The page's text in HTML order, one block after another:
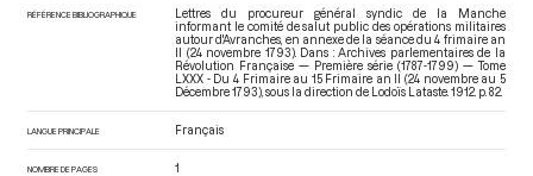
RÉFÉRENCE BIBLIOGRAPHIQUE
Lettres du procureur général syndic de la Manche
informant le comité de salut public des opérations militaires
autour d'Avranches, en annexe de la séance du 4 frimaire an
II (24 novembre 1793). Dans : Archives parlementaires de la
Révolution Française — Première série (1787-1799) — Tome
LXXX - Du 4 Frimaire au 15 Frimaire an II (24 novembre au 5
Décembre 1793) , sous la direction de Lodoïs Lataste. 1912. p. 82.
LANGUE PRINCIPALE Français
NOMBRE DE PAGES 1